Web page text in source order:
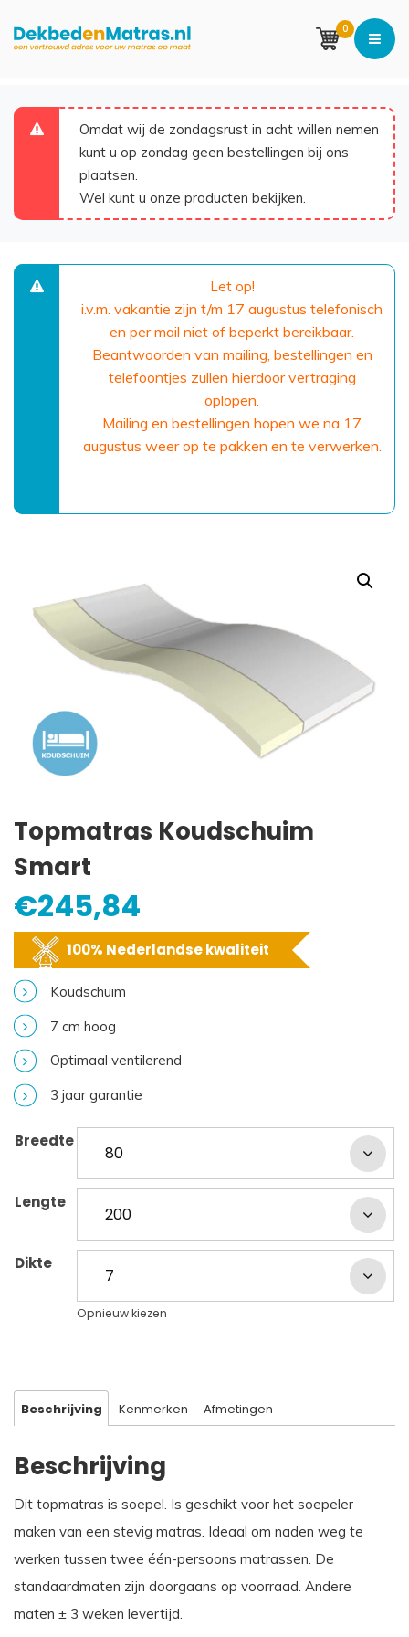
0
Omdat wij de zondagsrust in acht willen nemen
kunt u op zondag geen bestellingen bij ons
plaatsen.
Wel kunt u onze producten bekijken.
Let op!
i.v.m. vakantie zijn t/m 17 augustus telefonisch
en per mail niet of beperkt bereikbaar.
Beantwoorden van mailing, bestellingen en
telefoontjes zullen hierdoor vertraging
oplopen.
Mailing en bestellingen hopen we na 17
augustus weer op te pakken en te verwerken.
Topmatras Koudschuim
Smart
€245,84
100% Nederlandse kwaliteit
Koudschuim
7 cm hoog
Optimaal ventilerend
3 jaar garantie
Breedte
Lengte
Dikte
Opnieuw kiezen
Beschrijving Kenmerken Afmetingen
Beschrijving
Dit topmatras is soepel. Is geschikt voor het soepeler
maken van een stevig matras. Ideaal om naden weg te
werken tussen twee één-persoons matrassen. De
standaardmaten zijn doorgaans op voorraad. Andere
maten ± 3 weken levertijd.